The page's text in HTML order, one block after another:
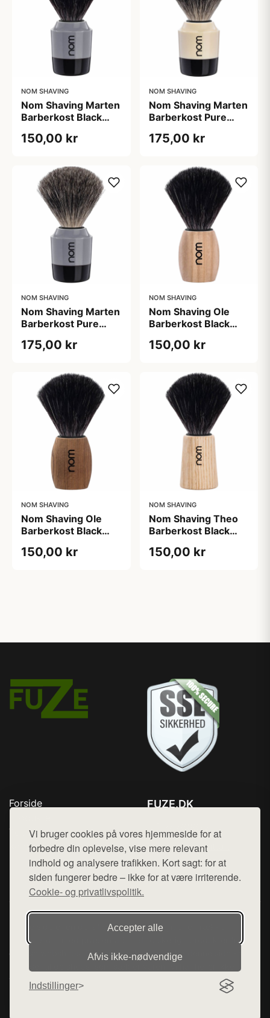
Vi bruger cookies på vores hjemmeside for at
forbedre din oplevelse, vise mere relevant
indhold og analysere trafikken. Kort sagt: for at
siden fungerer bedre – ikke for at være irriterende.
Cookie- og privatlivspolitik.
Accepter alle
Afvis ikke‑nødvendige
Indstillinger
NOM SHAVING
Nom Shaving Marten
Barberkost Black
150,00 kr
NOM SHAVING
Nom Shaving Marten
Barberkost Pure
stk)
175,00 kr
NOM SHAVING
Nom Shaving Marten
Barberkost Pure
175,00 kr
NOM SHAVING
Nom Shaving Ole
Barberkost Black
stk)
150,00 kr
NOM SHAVING
Nom Shaving Ole
Barberkost Black
stk)
150,00 kr
NOM SHAVING
Nom Shaving Theo
Barberkost Black
stk)
150,00 kr
Forside
Top Rabatter
Kontakt
FUZE.DK
Mail: hej@want.dk
Cookie- og privatlivspolitik
Denne side er en del af want.dk, der udgiver en række
hjemmesider med præsentation af forskellige produkter fra
diverse webshops. Der sælges ikke varer fra denne side - vi
varerne på lager.